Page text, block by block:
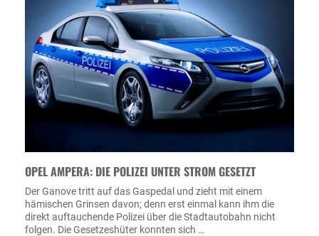
OPEL AMPERA: DIE POLIZEI UNTER STROM GESETZT
Der Ganove tritt auf das Gaspedal und zieht mit einem
hämischen Grinsen davon; denn erst einmal kann ihm die
direkt auftauchende Polizei über die Stadtautobahn nicht
folgen. Die Gesetzeshüter konnten sich …